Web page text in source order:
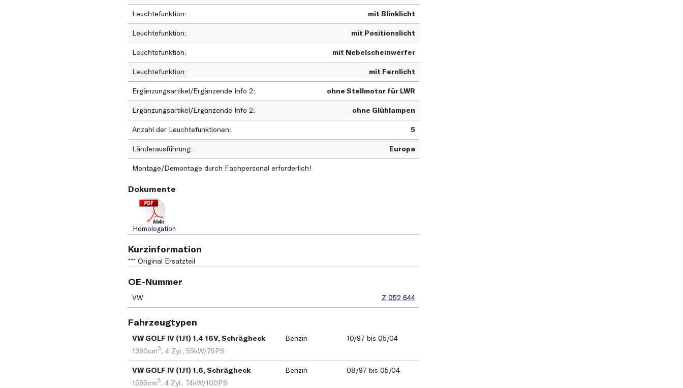
Leuchtefunktion mit Blinklicht
Leuchtefunktion mit Positionslicht
Leuchtefunktion mit Nebelscheinwerfer
Leuchtefunktion mit Fernlicht
Ergänzungsartikel/Ergänzende Info 2 ohne Stellmotor für LWR
Ergänzungsartikel/Ergänzende Info 2 ohne Glühlampen
Anzahl der Leuchtefunktionen 5
Länderausführung Europa
Montage/Demontage durch Fachpersonal erforderlich!
Dokumente
Homologation
Kurzinformation
*** Original Ersatzteil
OE-Nummer
VW Z 052 644
Fahrzeugtypen
VW GOLF IV (1J1) 1.4 16V, Schrägheck
1390cm3, 4 Zyl., 55kW/75PS
Benzin 10/97 bis 05/04
VW GOLF IV (1J1) 1.6, Schrägheck
1595cm3, 4 Zyl., 74kW/100PS
Benzin 08/97 bis 05/04